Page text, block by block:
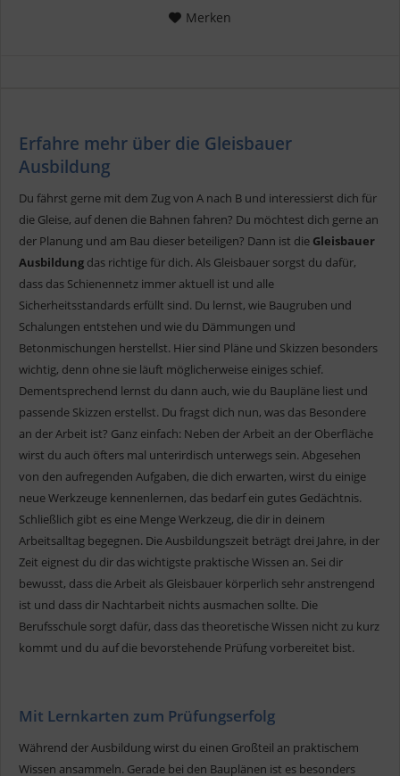
Merken
Erfahre mehr über die Gleisbauer
Ausbildung
Du fährst gerne mit dem Zug von A nach B und interessierst dich für
die Gleise, auf denen die Bahnen fahren? Du möchtest dich gerne an
der Planung und am Bau dieser beteiligen? Dann ist die Gleisbauer
Ausbildung das richtige für dich. Als Gleisbauer sorgst du dafür,
dass das Schienennetz immer aktuell ist und alle
Sicherheitsstandards erfüllt sind. Du lernst, wie Baugruben und
Schalungen entstehen und wie du Dämmungen und
Betonmischungen herstellst. Hier sind Pläne und Skizzen besonders
wichtig, denn ohne sie läuft möglicherweise einiges schief.
Dementsprechend lernst du dann auch, wie du Baupläne liest und
passende Skizzen erstellst. Du fragst dich nun, was das Besondere
an der Arbeit ist? Ganz einfach: Neben der Arbeit an der Oberfläche
wirst du auch öfters mal unterirdisch unterwegs sein. Abgesehen
von den aufregenden Aufgaben, die dich erwarten, wirst du einige
neue Werkzeuge kennenlernen, das bedarf ein gutes Gedächtnis.
Schließlich gibt es eine Menge Werkzeug, die dir in deinem
Arbeitsalltag begegnen. Die Ausbildungszeit beträgt drei Jahre, in der
Zeit eignest du dir das wichtigste praktische Wissen an. Sei dir
bewusst, dass die Arbeit als Gleisbauer körperlich sehr anstrengend
ist und dass dir Nachtarbeit nichts ausmachen sollte. Die
Berufsschule sorgt dafür, dass das theoretische Wissen nicht zu kurz
kommt und du auf die bevorstehende Prüfung vorbereitet bist.
Mit Lernkarten zum Prüfungserfolg
Während der Ausbildung wirst du einen Großteil an praktischem
Wissen ansammeln. Gerade bei den Bauplänen ist es besonders